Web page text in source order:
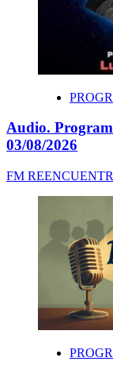
Audio.
03/08/2026
FM